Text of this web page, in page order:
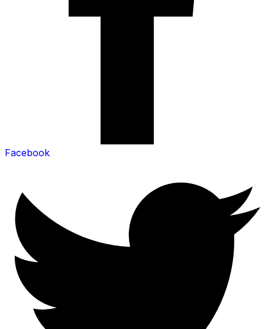
Facebook